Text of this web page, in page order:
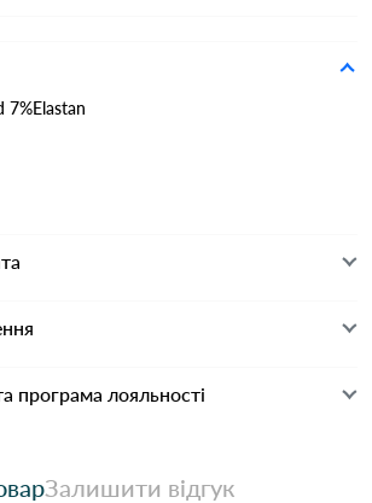
7%Elastan
програма лояльності
Залишити відгук